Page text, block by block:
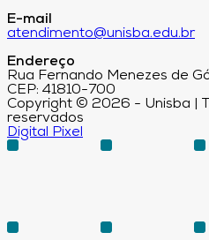
E-mail
atendimento@unisba.edu.br
Endereço
Rua Fernando Menezes de
CEP: 41810-700
Copyright © 2026 - Unisba |
reservados
Digital Pixel